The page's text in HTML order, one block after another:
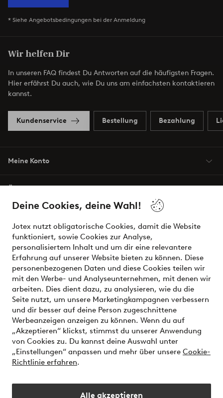
Deine Cookies, deine Wahl!
Jotex nutzt obligatorische Cookies, damit die Website
funktioniert, sowie Cookies zur Analyse,
personalisiertem Inhalt und um dir eine relevantere
Erfahrung auf unserer Website bieten zu können. Diese
personenbezogenen Daten und diese Cookies teilen wir
mit den Werbe- und Analyseunternehmen, mit denen wir
arbeiten. Dies dient dazu, zu analysieren, wie du die
Seite nutzt, um unsere Marketingkampagnen verbessern
und dir besser auf deine Person zugeschnittene
Werbeanzeigen anzeigen zu können. Wenn du auf
„Akzeptieren“ klickst, stimmst du unserer Anwendung
von Cookies zu. Du kannst deine Auswahl unter
„Einstellungen“ anpassen und mehr über unsere Cookie-
Richtlinie erfahren.
Alle akzeptieren
* Siehe Angebotsbedingungen bei der Anmeldung
Wir helfen Dir
In unseren FAQ findest Du Antworten auf die häufigsten Fragen.
Hier erfährst Du auch, wie Du uns am einfachsten kontaktieren
kannst.
Kundenservice Bestellung Bezahlung
Meine Konto
Bedingungen
Sichere Zahlungen - Jetzt bezahlen oder aufteilen
Möchtest du mehr über unsere
Zahlungsmöglichkeitenerfahren?